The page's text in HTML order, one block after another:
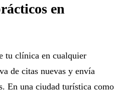
en
tu clínica en cualquier
de citas nuevas y envía
En una ciudad turística como